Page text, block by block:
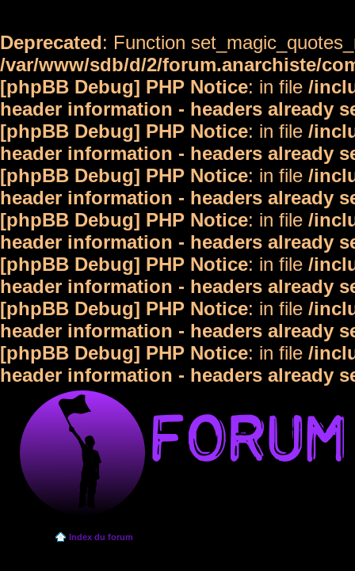
Deprecated: Function
/var/www/sdb/d/2/forum.anarchiste/
[phpBB Debug] PHP Notice: in file /
header information - headers already
[phpBB Debug] PHP Notice: in file /
header information - headers already
[phpBB Debug] PHP Notice: in file /
header information - headers already
[phpBB Debug] PHP Notice: in file /
header information - headers already
[phpBB Debug] PHP Notice: in file /
header information - headers already
[phpBB Debug] PHP Notice: in file /
header information - headers already
[phpBB Debug] PHP Notice: in file /
header information - headers already
Index du forum